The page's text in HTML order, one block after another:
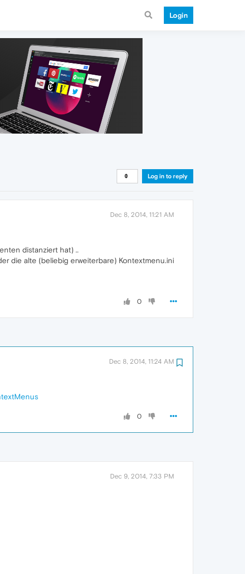
Login
Log in to reply
Dec 8, 2014, 11:21 AM
distanziert hat) ..
die alte (beliebig erweiterbare) Kontextmenu.ini
0
Dec 8, 2014, 11:24 AM
0
Dec 9, 2014, 7:33 PM